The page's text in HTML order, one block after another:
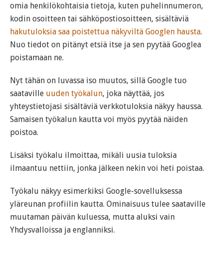
omia henkilökohtaisia tietoja, kuten puhelinnumeron,
kodin osoitteen tai sähköpostiosoitteen, sisältäviä
hakutuloksia saa poistettua näkyviltä Googlen hausta.
Nuo tiedot on pitänyt etsiä itse ja sen pyytää Googlea
poistamaan ne.
Nyt tähän on luvassa iso muutos, sillä Google tuo
saataville uuden työkalun, joka näyttää, jos
yhteystietojasi sisältäviä verkkotuloksia näkyy haussa.
Samaisen työkalun kautta voi myös pyytää näiden
poistoa.
Lisäksi työkalu ilmoittaa, mikäli uusia tuloksia
ilmaantuu nettiin, jonka jälkeen nekin voi heti poistaa.
Työkalu näkyy esimerkiksi Google-sovelluksessa
yläreunan profiilin kautta. Ominaisuus tulee saataville
muutaman päivän kuluessa, mutta aluksi vain
Yhdysvalloissa ja englanniksi.